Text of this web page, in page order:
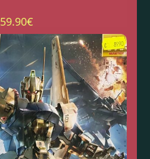
59.90€